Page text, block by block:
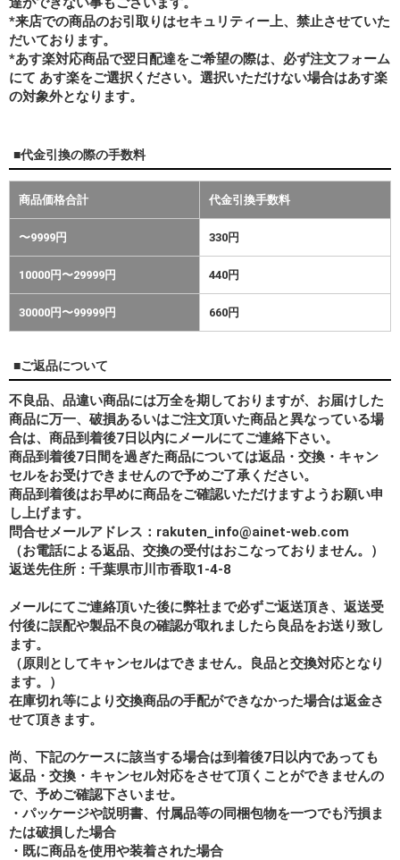
*来店での商品のお引取りはセキュリティー上、禁止させていた
だいております。
*あす楽対応商品で翌日配達をご希望の際は、必ず注文フォーム
にて あす楽をご選択ください。選択いただけない場合はあす楽
の対象外となります。
■代金引換の際の手数料
商品価格合計 代金引換手数料
〜9999円 330円
10000円〜29999円 440円
30000円〜99999円 660円
■ご返品について
不良品、品違い商品には万全を期しておりますが、お届けした
商品に万一、破損あるいはご注文頂いた商品と異なっている場
合は、商品到着後7日以内にメールにてご連絡下さい。
商品到着後7日間を過ぎた商品については返品・交換・キャン
セルをお受けできませんので予めご了承ください。
商品到着後はお早めに商品をご確認いただけますようお願い申
し上げます。
問合せメールアドレス：rakuten_info@ainet-web.com
（お電話による返品、交換の受付はおこなっておりません。）
返送先住所：千葉県市川市香取1-4-8
メールにてご連絡頂いた後に弊社まで必ずご返送頂き、返送受
付後に誤配や製品不良の確認が取れましたら良品をお送り致し
ます。
（原則としてキャンセルはできません。良品と交換対応となり
ます。）
在庫切れ等により交換商品の手配ができなかった場合は返金さ
せて頂きます。
尚、下記のケースに該当する場合は到着後7日以内であっても
返品・交換・キャンセル対応をさせて頂くことができませんの
で、予めご確認下さいませ。
・パッケージや説明書、付属品等の同梱包物を一つでも汚損ま
たは破損した場合
・既に商品を使用や装着された場合